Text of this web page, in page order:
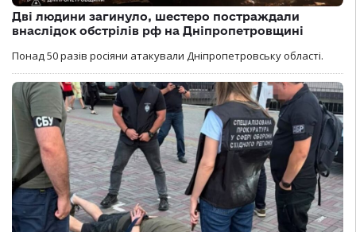
Дві людини загинуло, шестеро постраждали
внаслідок обстрілів рф на Дніпропетровщині
Понад 50 разів росіяни атакували Дніпропетровську області.